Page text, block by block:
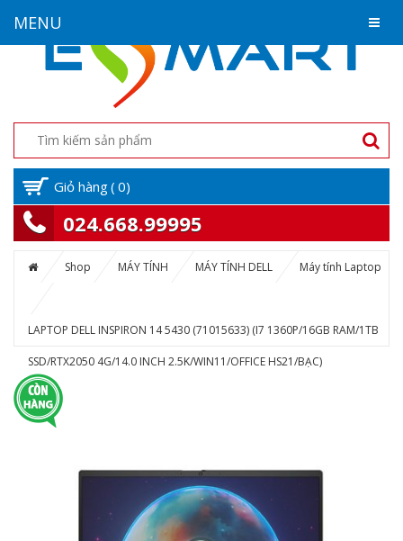
Giỏ hàng( 0)
024.668.99995
MENU
Shop MÁY TÍNH MÁY TÍNH DELL Máy tính Laptop
LAPTOP DELL INSPIRON 14 5430 (71015633) (I7 1360P/16GB RAM/1TB
SSD/RTX2050 4G/14.0 INCH 2.5K/WIN11/OFFICE HS21/BẠC)